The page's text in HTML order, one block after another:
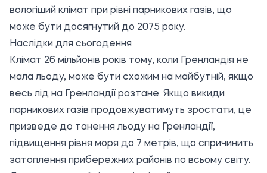
вологіший клімат при рівні парникових газів, що
може бути досягнутий до 2075 року.
Наслідки для сьогодення
Клімат 26 мільйонів років тому, коли Гренландія не
мала льоду, може бути схожим на майбутній, якщо
весь лід на Гренландії розтане. Якщо викиди
парникових газів продовжуватимуть зростати, це
призведе до танення льоду на Гренландії,
підвищення рівня моря до 7 метрів, що спричинить
затоплення прибережних районів по всьому світу.